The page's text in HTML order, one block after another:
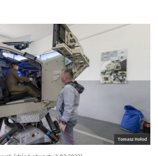
Tomasz Hołod